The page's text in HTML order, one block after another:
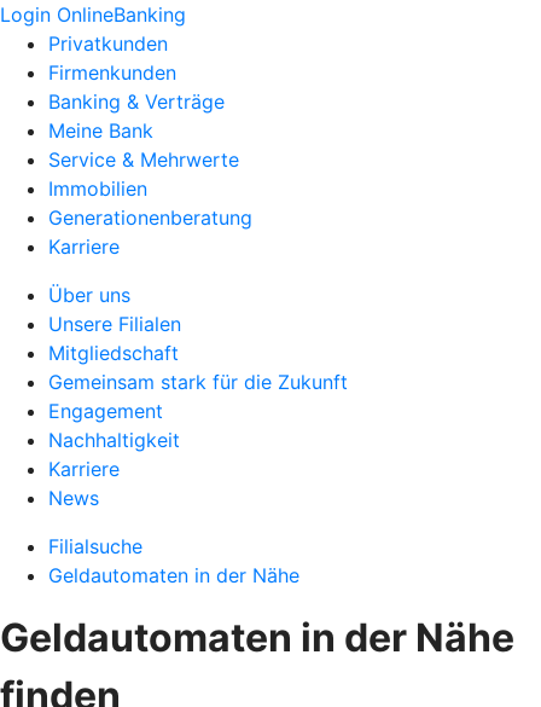
Login OnlineBanking
Privatkunden
Firmenkunden
Banking & Verträge
Meine Bank
Service & Mehrwerte
Immobilien
Generationenberatung
Karriere
Über uns
Unsere Filialen
Mitgliedschaft
Gemeinsam stark für die Zukunft
Engagement
Nachhaltigkeit
Karriere
News
Filialsuche
Geldautomaten in der Nähe
Geldautomaten in der Nähe
finden